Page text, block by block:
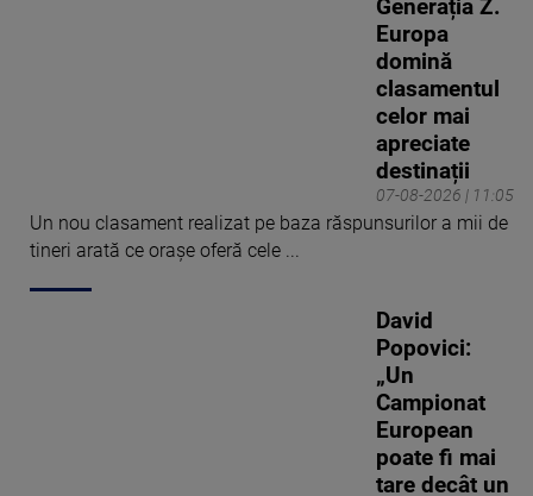
07-08-2026 | 11:05
Generația Z.
Europa
domină
clasamentul
celor mai
apreciate
destinații
Un nou clasament realizat pe baza răspunsurilor a mii de
tineri arată ce orașe oferă cele ...
David
Popovici:
„Un
Campionat
European
poate fi mai
tare decât un